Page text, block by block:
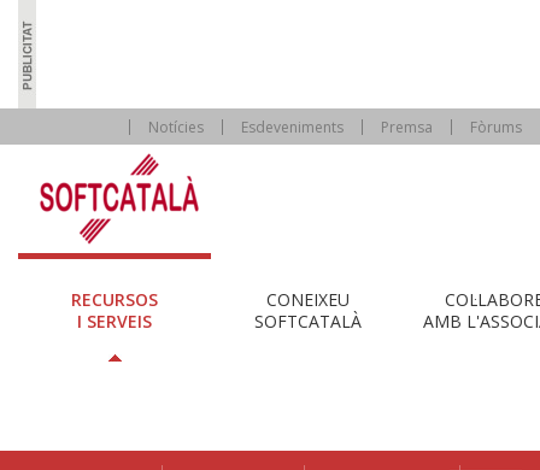
Notícies Esdeveniments Premsa Fòrums
RECURSOS
I SERVEIS
CONEIXEU
SOFTCATALÀ
AMB